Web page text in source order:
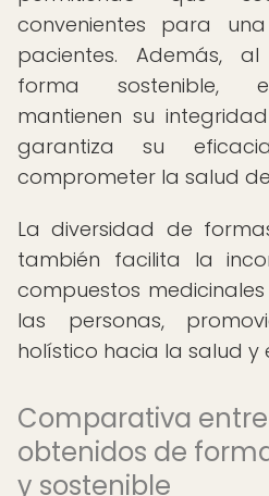
convenientes para
pacientes. Además,
forma sostenible,
mantienen su
garantiza su
comprometer la salud
La diversidad de
también facilita la
compuestos
las personas,
holístico hacia la salud y
Comparativa
obtenidos de
y sostenible